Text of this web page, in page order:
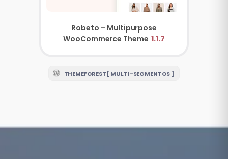
Robeto – Multipurpose
WooCommerce Theme 1.1.7
THEMEFOREST [ MULTI-SEGMENTOS ]